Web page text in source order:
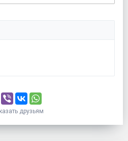
друзьям